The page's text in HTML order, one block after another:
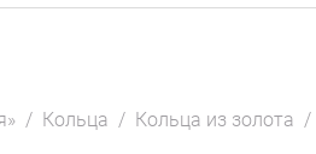
/ Кольца / Кольца из золота /